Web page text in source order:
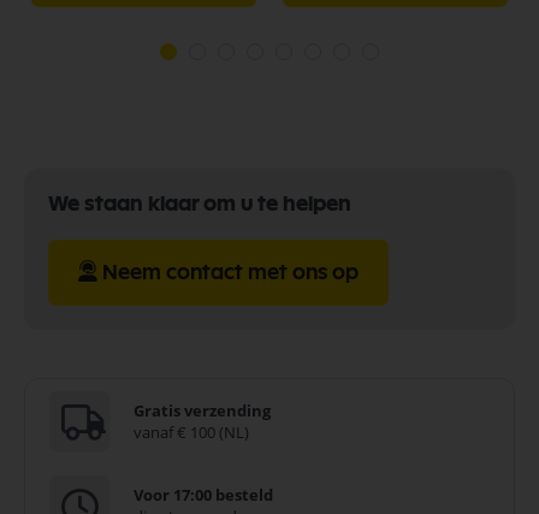
We staan klaar om u te helpen
Neem contact met ons op
Gratis verzending
vanaf € 100 (NL)
Voor 17:00 besteld